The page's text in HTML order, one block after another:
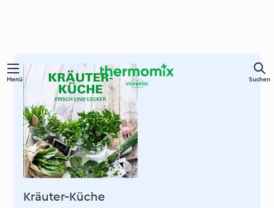
Springe
Hauptinhalt
Menü Suchen
Kräuter-Küche